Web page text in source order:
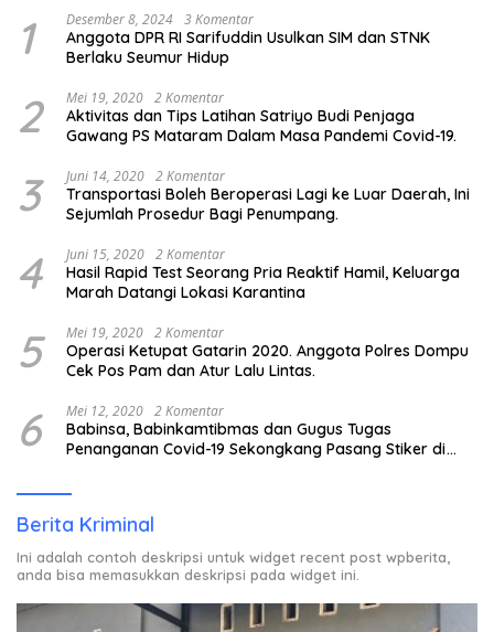
1 Desember 8, 2024 3 Komentar
Anggota DPR RI Sarifuddin Usulkan SIM dan STNK
Berlaku Seumur Hidup
2 Mei 19, 2020 2 Komentar
Aktivitas dan Tips Latihan Satriyo Budi Penjaga
Gawang PS Mataram Dalam Masa Pandemi Covid-19.
3 Juni 14, 2020 2 Komentar
Transportasi Boleh Beroperasi Lagi ke Luar Daerah, Ini
Sejumlah Prosedur Bagi Penumpang.
4 Juni 15, 2020 2 Komentar
Hasil Rapid Test Seorang Pria Reaktif Hamil, Keluarga
Marah Datangi Lokasi Karantina
5 Mei 19, 2020 2 Komentar
Operasi Ketupat Gatarin 2020. Anggota Polres Dompu
Cek Pos Pam dan Atur Lalu Lintas.
6 Mei 12, 2020 2 Komentar
Babinsa, Babinkamtibmas dan Gugus Tugas
Penanganan Covid-19 Sekongkang Pasang Stiker di
Berita Kriminal
Ini adalah contoh deskripsi untuk widget recent post wpberita,
anda bisa memasukkan deskripsi pada widget ini.